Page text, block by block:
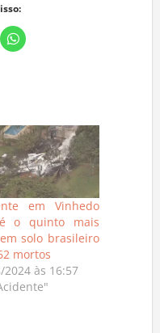
em Vinhedo
o quinto mais
solo brasileiro
mortos
2024 às 16:57